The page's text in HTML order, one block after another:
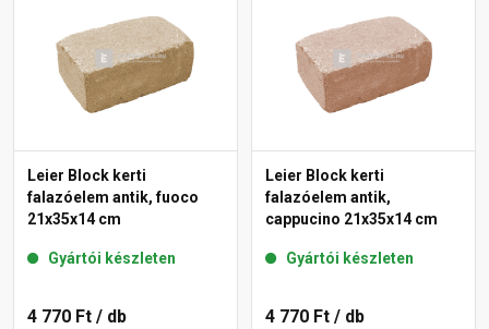
Leier Block kerti
falazóelem antik, fuoco
21x35x14 cm
Gyártói készleten
4 770 Ft / db
Leier Block kerti
falazóelem antik,
cappucino 21x35x14 cm
Gyártói készleten
4 770 Ft / db